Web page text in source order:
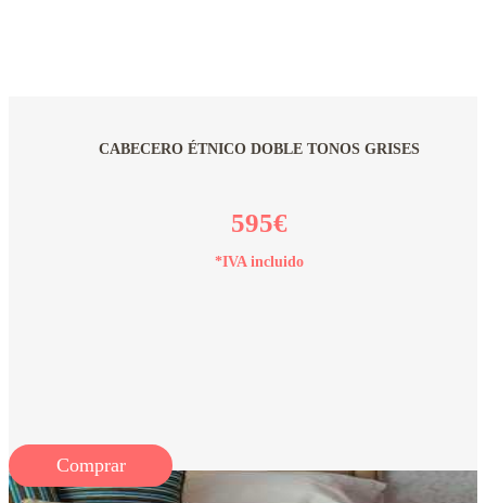
CABECERO ÉTNICO DOBLE TONOS GRISES
595€
*IVA incluido
Comprar